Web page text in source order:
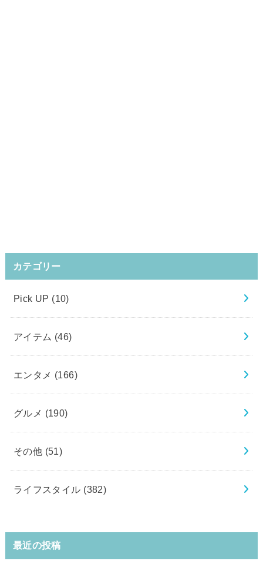
カテゴリー
Pick UP (10)
アイテム (46)
エンタメ (166)
グルメ (190)
その他 (51)
ライフスタイル (382)
最近の投稿